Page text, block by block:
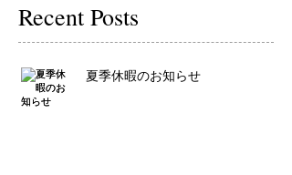
Recent Posts
夏季休暇のお知らせ